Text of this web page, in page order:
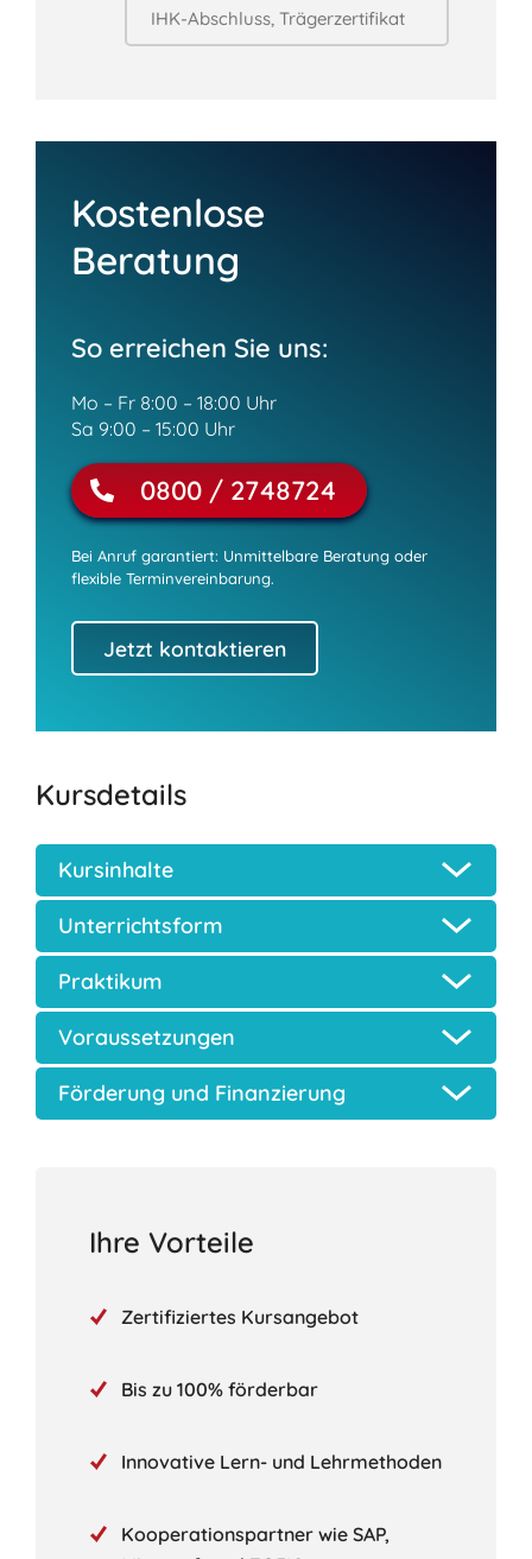
Kostenlose
Beratung
So erreichen Sie uns:
Mo – Fr 8:00 – 18:00 Uhr
Sa 9:00 – 15:00 Uhr
0800 / 2748724
Bei Anruf garantiert: Unmittelbare Beratung oder
flexible Terminvereinbarung.
Jetzt kontaktieren
Kursdetails
Kursinhalte
Unterrichtsform
Praktikum
Voraussetzungen
Förderung und Finanzierung
Ihre Vorteile
Zertifiziertes Kursangebot
Bis zu 100% förderbar
Innovative Lern- und Lehrmethoden
Kooperationspartner wie SAP,